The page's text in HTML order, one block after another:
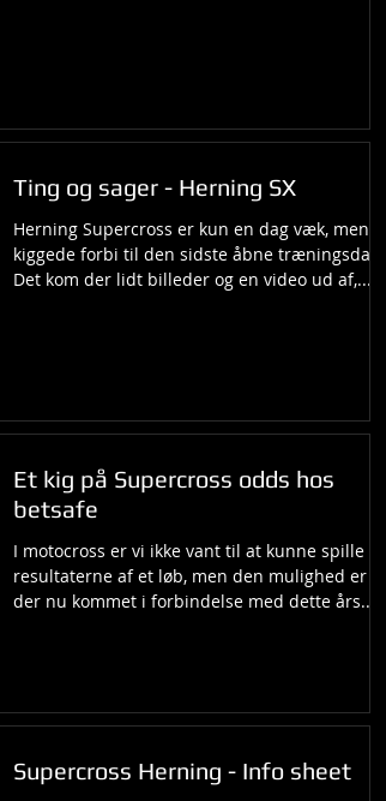
Ting og sager - Herning SX
Herning Supercross er kun en dag væk, men vi
kiggede forbi til den sidste åbne træningsdag.
Det kom der lidt billeder og en video ud af,...
Et kig på Supercross odds hos
betsafe
I motocross er vi ikke vant til at kunne spille på
resultaterne af et løb, men den mulighed er
der nu kommet i forbindelse med dette års...
Supercross Herning - Info sheet